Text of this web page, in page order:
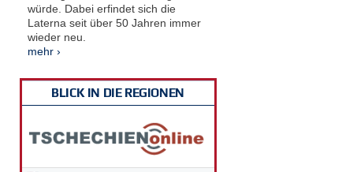
würde. Dabei erfindet sich die
Laterna seit über 50 Jahren immer
wieder neu.
mehr ›
BLICK IN DIE REGIONEN